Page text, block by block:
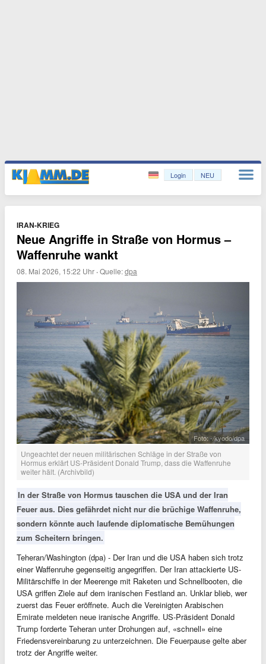
Login NEU
IRAN-KRIEG
Neue Angriffe in Straße von Hormus –
Waffenruhe wankt
08. Mai 2026, 15:22 Uhr ·Quelle:dpa
Foto: -/kyodo/dpa
Ungeachtet der neuen militärischen Schläge in der Straße von
Hormus erklärt US-Präsident Donald Trump, dass die Waffenruhe
weiter hält. (Archivbild)
In der Straße von Hormus tauschen die USA und der Iran
Feuer aus. Dies gefährdet nicht nur die brüchige Waffenruhe,
sondern könnte auch laufende diplomatische Bemühungen
zum Scheitern bringen.
Teheran/Washington (dpa) - Der Iran und die USA haben sich trotz
einer Waffenruhe gegenseitig angegriffen. Der Iran attackierte US-
Militärschiffe in der Meerenge mit Raketen und Schnellbooten, die
USA griffen Ziele auf dem iranischen Festland an. Unklar blieb, wer
zuerst das Feuer eröffnete. Auch die Vereinigten Arabischen
Emirate meldeten neue iranische Angriffe. US-Präsident Donald
Trump forderte Teheran unter Drohungen auf, «schnell» eine
Friedensvereinbarung zu unterzeichnen. Die Feuerpause gelte aber
trotz der Angriffe weiter.